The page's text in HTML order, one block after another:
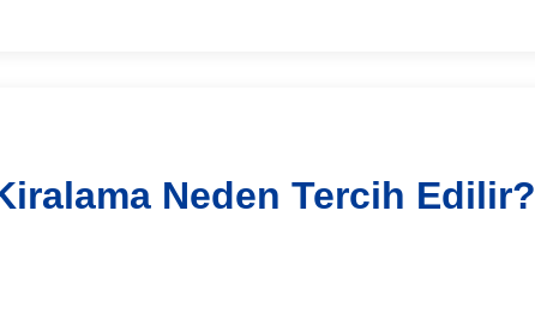
Neden Tercih Edilir?